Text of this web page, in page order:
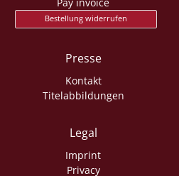
Bestellung widerrufen
Presse
Kontakt
Titelabbildungen
Legal
Imprint
Privacy